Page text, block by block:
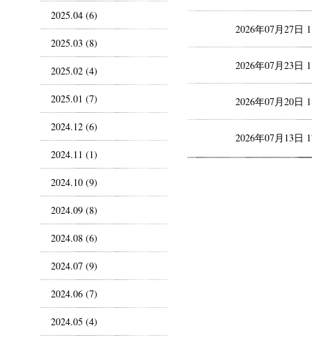
2026年07月27日
2026年07月23日
2026年07月20日
2026年07月13日
2025.04 (6)
2025.03 (8)
2025.02 (4)
2025.01 (7)
2024.12 (6)
2024.11 (1)
2024.10 (9)
2024.09 (8)
2024.08 (6)
2024.07 (9)
2024.06 (7)
2024.05 (4)